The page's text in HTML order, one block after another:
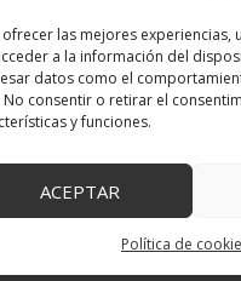
ofrecer las mejores
a la información del
datos como el
No consentir o retirar el
y funciones.
ACEPTAR
Política de